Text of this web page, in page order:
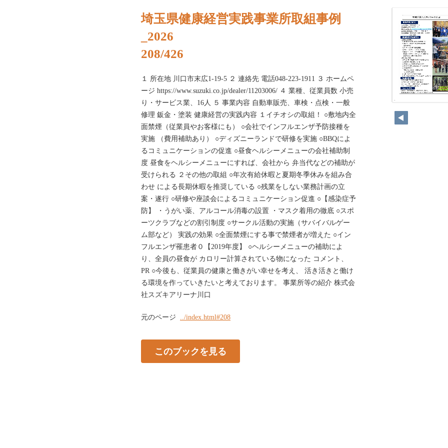
192
埼玉県健康経営実践事業所取組事例
_2026
208/426
１ 所在地 川口市末広1-19-5 ２ 連絡先 電話048-223-1911 ３ ホームペ
ージ https://www.suzuki.co.jp/dealer/11203006/ ４ 業種、従業員数 小売
り・サービス業、16人 ５ 事業内容 自動車販売、車検・点検・一般
修理 鈑金・塗装 健康経営の実践内容 １イチオシの取組！ ○敷地内全
面禁煙（従業員やお客様にも） ○会社でインフルエンザ予防接種を
実施 （費用補助あり） ○ディズニーランドで研修を実施 ○BBQによ
るコミュニケーションの促進 ○昼食ヘルシーメニューの会社補助制
度 昼食をヘルシーメニューにすれば、会社から 弁当代などの補助が
受けられる ２その他の取組 ○年次有給休暇と夏期冬季休みを組み合
わせ による長期休暇を推奨している ○残業をしない業務計画の立
案・遂行 ○研修や座談会によるコミュニケーション促進 ○【感染症予
防】 ・うがい薬、アルコール消毒の設置 ・マスク着用の徹底 ○スポ
ーツクラブなどの割引制度 ○サークル活動の実施（サバイバルゲー
ム部など） 実践の効果 ○全面禁煙にする事で禁煙者が増えた ○イン
フルエンザ罹患者０【2019年度】 ○ヘルシーメニューの補助によ
り、全員の昼食が カロリー計算されている物になった コメント、
PR ○今後も、従業員の健康と働きがい幸せを考え、 活き活きと働け
る環境を作っていきたいと考えております。 事業所等の紹介 株式会
社スズキアリーナ川口
元のページ ../index.html#208
このブックを見る